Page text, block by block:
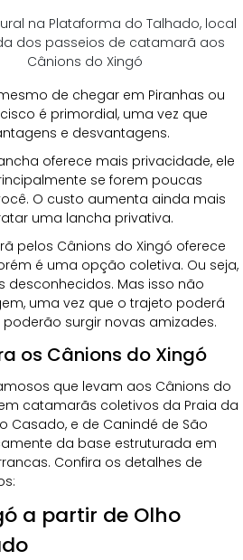
na Plataforma do Talhado, local
dos passeios de catamarã aos
Cânions do Xingó
de chegar em Piranhas ou
é primordial, uma vez que
e desvantagens.
oferece mais privacidade, ele
se forem poucas
O custo aumenta ainda mais
uma lancha privativa.
pelos Cânions do Xingó oferece
é uma opção coletiva. Ou seja,
desconhecidos. Mas isso não
uma vez que o trajeto poderá
surgir novas amizades.
os Cânions do Xingó
que levam aos Cânions do
catamarãs coletivos da Praia da
Casado, e de Canindé de São
da base estruturada em
Confira os detalhes de
a partir de Olho